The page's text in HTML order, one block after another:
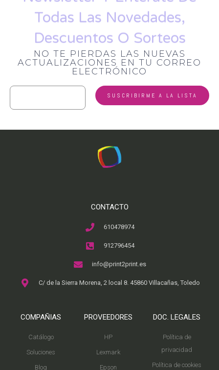
Todas Las Novedades,
Descuentos O Sorteos
NO TE PIERDAS LAS NUEVAS
ACTUALIZACIONES EN TU CORREO
ELECTRÓNICO
CONTACTO
610478974
912796454
info@print2print.es
C/ de la Sierra Morena, 2 local 8. 45860 Villacañas, Toledo
COMPAÑIAS
Catálogo
Soluciones
Blog
PROVEEDORES
HP
Lexmark
Epson
DOC. LEGALES
Política de
privacidad
Política de cookies